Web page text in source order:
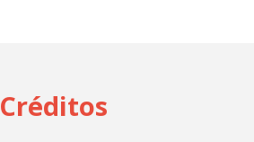
Créditos